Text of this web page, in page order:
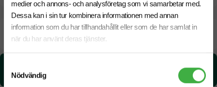
medier och annons- och analysföretag som vi samarbetar med.
Dessa kan i sin tur kombinera informationen med annan
information som du har tillhandahållit eller som de har samlat in
när du har använt deras tjänster.
Nödvändig
20 Augusti Beräknad leveranstid: 8 arbetsdagar
Snabbare leverans? Kontakta oss.
1.14 kg CO₂e / per styck